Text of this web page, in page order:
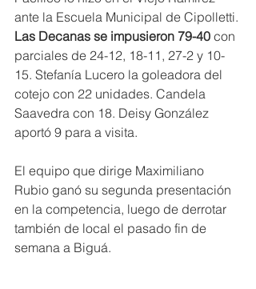
ante la Escuela Municipal de Cipolletti.
Las Decanas se impusieron 79-40 con
parciales de 24-12, 18-11, 27-2 y 10-
15. Stefanía Lucero la goleadora del
cotejo con 22 unidades. Candela
Saavedra con 18. Deisy González
aportó 9 para a visita.
El equipo que dirige Maximiliano
Rubio ganó su segunda presentación
en la competencia, luego de derrotar
también de local el pasado fin de
semana a Biguá.